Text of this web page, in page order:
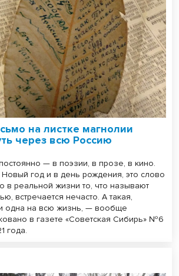
на листке магнолии
через всю Россию
— в поэзии, в прозе, в кино.
год и в день рождения, это слово
в реальной жизни то, что называют
встречается нечасто. А такая,
одна на всю жизнь, — вообще
в газете «Советская Сибирь» №6
года.